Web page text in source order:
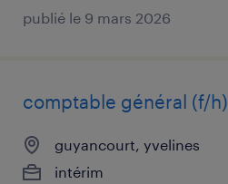
publié le 9 mars 2026
comptable général (f/h)
guyancourt, yvelines
intérim